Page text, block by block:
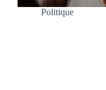
Politique